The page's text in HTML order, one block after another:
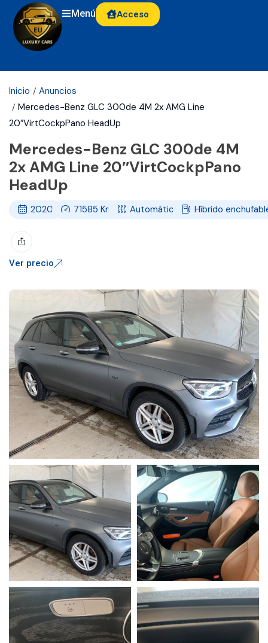
Menú Acceso
Inicio
Anuncios
Mercedes-Benz GLC 300de 4M 2x AMG Line
20″VirtCockpPano HeadUp
Mercedes-Benz GLC 300de 4M
2x AMG Line 20″VirtCockpPano
HeadUp
2020 71585 Km Automático Híbrido
Ver precio